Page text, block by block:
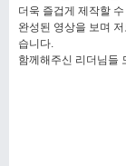
더욱 즐겁게 제작할
완성된 영상을 보며
습니다.
함께해주신 리더님들